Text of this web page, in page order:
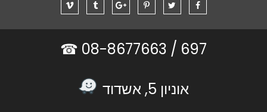
697 /
אוניון 5, אשדוד